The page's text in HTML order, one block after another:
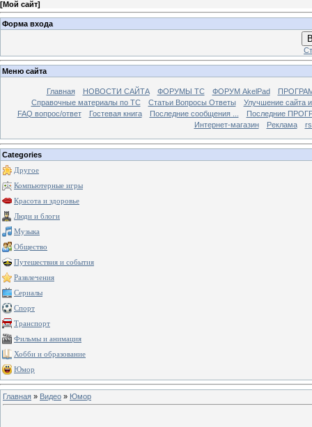
[Мой сайт]
Форма входа
Меню сайта
Главная НОВОСТИ САЙТА ФОРУМЫ TC ФОРУМ AkelPad
Справочные материалы по TС
Статьи Вопросы Ответы
Улучшение сайта
FAQ вопрос/ответ
Гостевая книга Последние сообщения ...
Последние
Интернет-магазин
Реклама
Categories
Другое
Компьютерные игры
Красота и здоровье
Люди и блоги
Музыка
Общество
Путешествия и события
Развлечения
Сериалы
Спорт
Транспорт
Фильмы и анимация
Хобби и образование
Юмор
Главная » Видео » Юмор